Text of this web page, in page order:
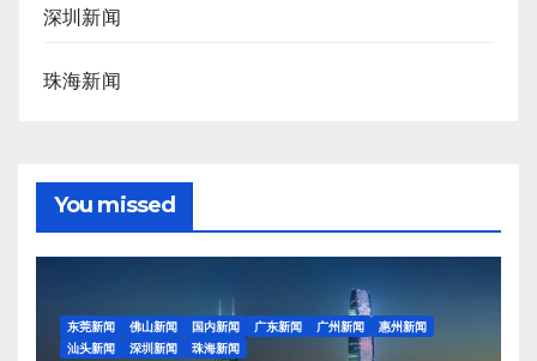
深圳新闻
珠海新闻
You missed
东莞新闻 佛山新闻 国内新闻 广东新闻 广州新闻
惠州新闻
汕头新闻
深圳新闻 珠海新闻